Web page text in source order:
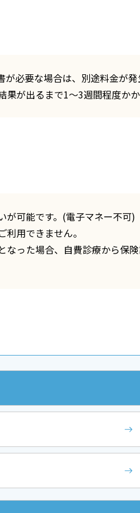
必要な場合は、別途料金が発
が出るまで1～3週間程度かか
が可能です。(電子マネー不可)
用できません。
った場合、自費診療から保